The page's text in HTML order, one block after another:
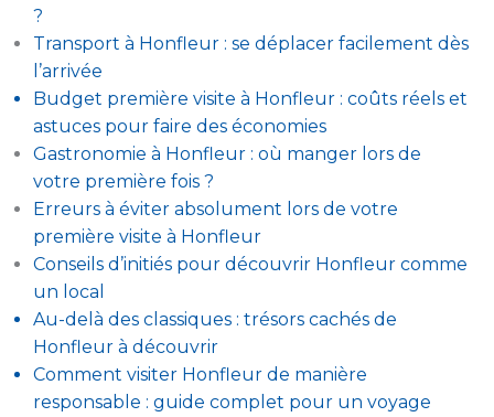
?
Transport à Honfleur : se déplacer facilement dès
l’arrivée
Budget première visite à Honfleur : coûts réels et
astuces pour faire des économies
Gastronomie à Honfleur : où manger lors de
votre première fois ?
Erreurs à éviter absolument lors de votre
première visite à Honfleur
Conseils d’initiés pour découvrir Honfleur comme
un local
Au-delà des classiques : trésors cachés de
Honfleur à découvrir
Comment visiter Honfleur de manière
responsable : guide complet pour un voyage